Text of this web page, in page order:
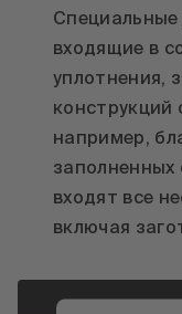
Специальные
входящие в
уплотнения,
конструкций
например,
заполненных
входят все
включая